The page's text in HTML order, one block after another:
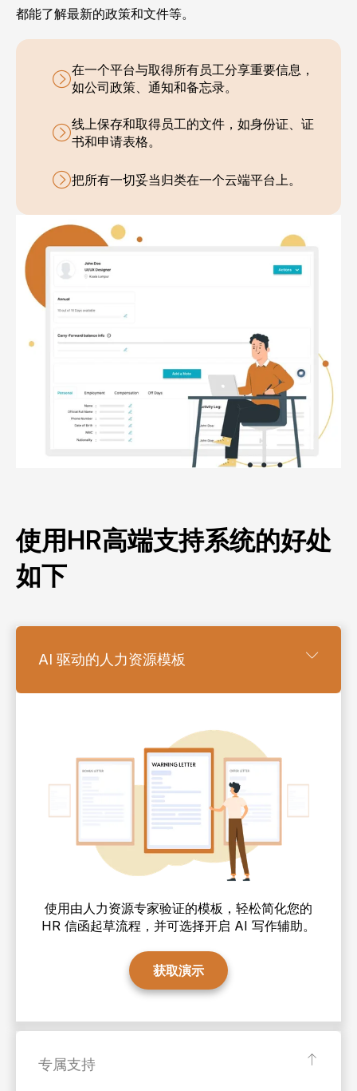
都能了解最新的政策和文件等。
在一个平台与取得所有员工分享重要信息，
如公司政策、通知和备忘录。
线上保存和取得员工的文件，如身份证、证
书和申请表格。
把所有一切妥当归类在一个云端平台上。
使用HR高端支持系统的好处
如下
AI 驱动的人力资源模板
使用由人力资源专家验证的模板，轻松简化您的
HR 信函起草流程，并可选择开启 AI 写作辅助。
获取演示
专属支持